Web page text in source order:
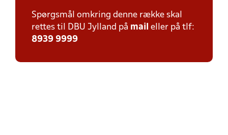
Spørgsmål omkring denne række skal
rettes til DBU Jylland på mail eller på tlf:
8939 9999